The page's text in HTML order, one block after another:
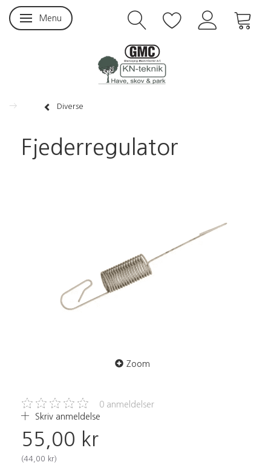
Skifte navigation
Menu
Diverse
Fjederregulator
Zoom
0 anmeldelser
Skriv anmeldelse
55,00 kr
(44,00 kr)